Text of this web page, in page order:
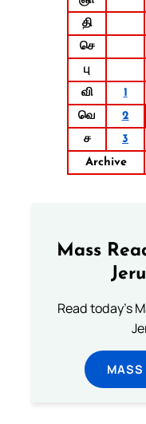
தி
செ
பு
வி
1
வெ
2
ச
3
Archive
Mass
Read today's